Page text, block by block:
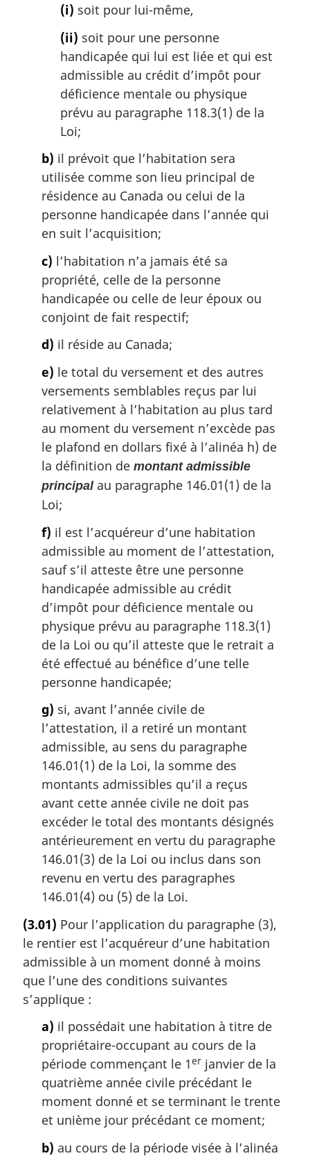
(i) soit pour lui-même,
(ii) soit pour une personne
handicapée qui lui est liée et qui est
admissible au crédit d’impôt pour
déficience mentale ou physique
prévu au paragraphe 118.3(1) de la
Loi;
b) il prévoit que l’habitation sera
utilisée comme son lieu principal de
résidence au Canada ou celui de la
personne handicapée dans l’année qui
en suit l’acquisition;
c) l’habitation n’a jamais été sa
propriété, celle de la personne
handicapée ou celle de leur époux ou
conjoint de fait respectif;
d) il réside au Canada;
e) le total du versement et des autres
versements semblables reçus par lui
relativement à l’habitation au plus tard
au moment du versement n’excède pas
le plafond en dollars fixé à l’alinéa h) de
la définition de montant admissible
principalau paragraphe 146.01(1) de la
Loi;
f) il est l’acquéreur d’une habitation
admissible au moment de l’attestation,
sauf s’il atteste être une personne
handicapée admissible au crédit
d’impôt pour déficience mentale ou
physique prévu au paragraphe 118.3(1)
de la Loi ou qu’il atteste que le retrait a
été effectué au bénéfice d’une telle
personne handicapée;
g) si, avant l’année civile de
l’attestation, il a retiré un montant
admissible, au sens du paragraphe
146.01(1) de la Loi, la somme des
montants admissibles qu’il a reçus
avant cette année civile ne doit pas
excéder le total des montants désignés
antérieurement en vertu du paragraphe
146.01(3) de la Loi ou inclus dans son
revenu en vertu des paragraphes
146.01(4) ou (5) de la Loi.
(3.01) Pour l’application du paragraphe (3),
le rentier est l’acquéreur d’une habitation
admissible à un moment donné à moins
que l’une des conditions suivantes
s’applique :
a) il possédait une habitation à titre de
propriétaire-occupant au cours de la
période commençant le 1er janvier de la
quatrième année civile précédant le
moment donné et se terminant le trente
et unième jour précédant ce moment;
b) au cours de la période visée à l’alinéa